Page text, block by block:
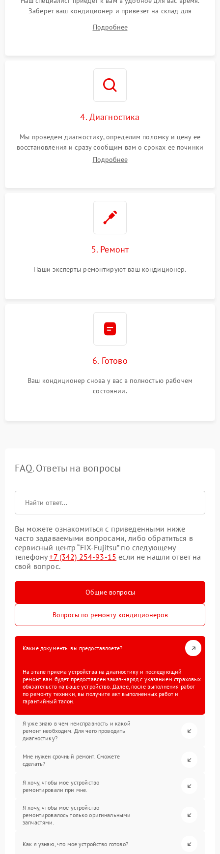
Заберет ваш кондиционер и привезет на склад для
Подробнее
4. Диагностика
Мы проведем диагностику, определим поломку и цену ее
восстановления и сразу сообщим вам о сроках ее починки
Подробнее
5. Ремонт
Наши эксперты ремонтируют ваш кондиционер.
6. Готово
Ваш кондиционер снова у вас в полностью рабочем
состоянии.
FAQ. Ответы на вопросы
Вы можете ознакомиться с приведенными ниже
часто задаваемыми вопросами, либо обратиться в
сервисный центр “FIX-Fujitsu” по следующему
телефону+7 (342) 254-93-15 если не нашли ответ на
свой вопрос.
Общие вопросы
Вопросы по ремонту кондиционеров
Какие документы вы предоставляете?
На этапе приема устройства на диагностику и последующий
ремонт вам будет предоставлен заказ-наряд с указанием страховых
обязательств на ваше устройство. Далее, после выполнения работ
по ремонту техники, вы получите акт выполненных работ и
гарантийный талон.
Я уже знаю в чем неисправность и какой
ремонт необходим. Для чего проводить
диагностику?
Мне нужен срочный ремонт. Сможете
сделать?
Я хочу, чтобы мое устройство
ремонтировали при мне.
Я хочу, чтобы мое устройство
ремонтировалось только оригинальными
запчастями.
Как я узнаю, что мое устройство готово?